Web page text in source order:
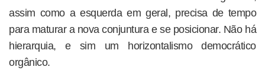
assim como a esquerda em geral, precisa de tempo
para maturar a nova conjuntura e se posicionar. Não há
hierarquia, e sim um horizontalismo democrático
orgânico.